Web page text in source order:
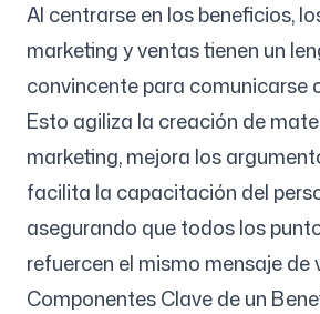
Al centrarse en los beneficios,
marketing y ventas tienen un
convincente para comunicarse
Esto agiliza la creación de
marketing, mejora los
facilita la capacitación del
asegurando que todos los
refuercen el mismo mensaje de
Componentes Clave de un